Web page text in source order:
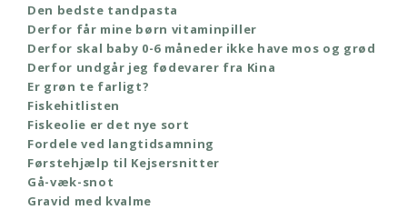
Den bedste tandpasta
Derfor får mine børn vitaminpiller
Derfor skal baby 0-6 måneder ikke have mos og grød
Derfor undgår jeg fødevarer fra Kina
Er grøn te farligt?
Fiskehitlisten
Fiskeolie er det nye sort
Fordele ved langtidsamning
Førstehjælp til Kejsersnitter
Gå-væk-snot
Gravid med kvalme